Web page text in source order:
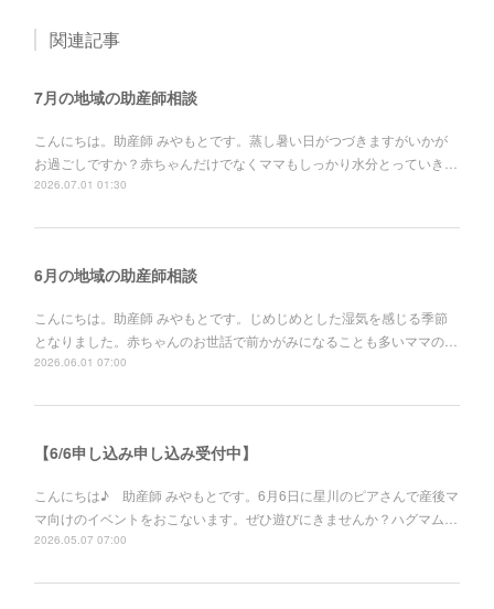
関連記事
7月の地域の助産師相談
こんにちは。助産師 みやもとです。蒸し暑い日がつづきますがいかが
お過ごしですか？赤ちゃんだけでなくママもしっかり水分とっていき…
2026.07.01 01:30
6月の地域の助産師相談
こんにちは。助産師 みやもとです。じめじめとした湿気を感じる季節
となりました。赤ちゃんのお世話で前かがみになることも多いママの…
2026.06.01 07:00
【6/6申し込み申し込み受付中】
こんにちは♪ 助産師 みやもとです。6月6日に星川のピアさんで産後マ
マ向けのイベントをおこないます。ぜひ遊びにきませんか？ハグマム…
2026.05.07 07:00